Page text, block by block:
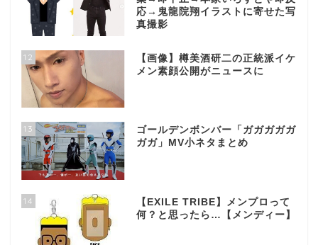
応→鬼龍院翔イラストに寄せた写
真撮影
12
【画像】樽美酒研二の正統派イケ
メン素顔公開がニュースに
13
ゴールデンボンバー「ガガガガガ
ガガ」MV小ネタまとめ
14
【EXILE TRIBE】メンプロって
何？と思ったら…【メンディー】